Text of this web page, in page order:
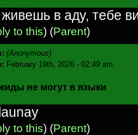
в аду, тебе
to this) (Parent)
(Anonymous)
February 19th, 2026 - 02:49 am
не могут в языки
to this) (Parent)